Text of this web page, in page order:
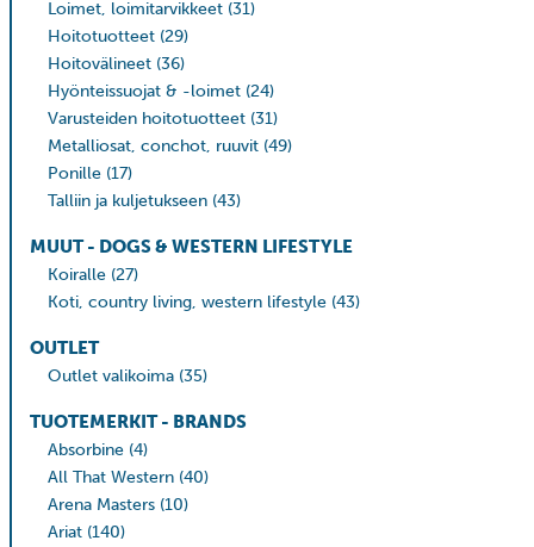
Loimet, loimitarvikkeet (31)
Hoitotuotteet (29)
Hoitovälineet (36)
Hyönteissuojat & -loimet (24)
Varusteiden hoitotuotteet (31)
Metalliosat, conchot, ruuvit (49)
Ponille (17)
Talliin ja kuljetukseen (43)
MUUT - DOGS & WESTERN LIFESTYLE
Koiralle (27)
Koti, country living, western lifestyle (43)
OUTLET
Outlet valikoima (35)
TUOTEMERKIT - BRANDS
Absorbine (4)
All That Western (40)
Arena Masters (10)
Ariat (140)